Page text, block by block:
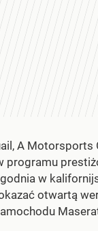
A Motorsports
programu
w
otwartą